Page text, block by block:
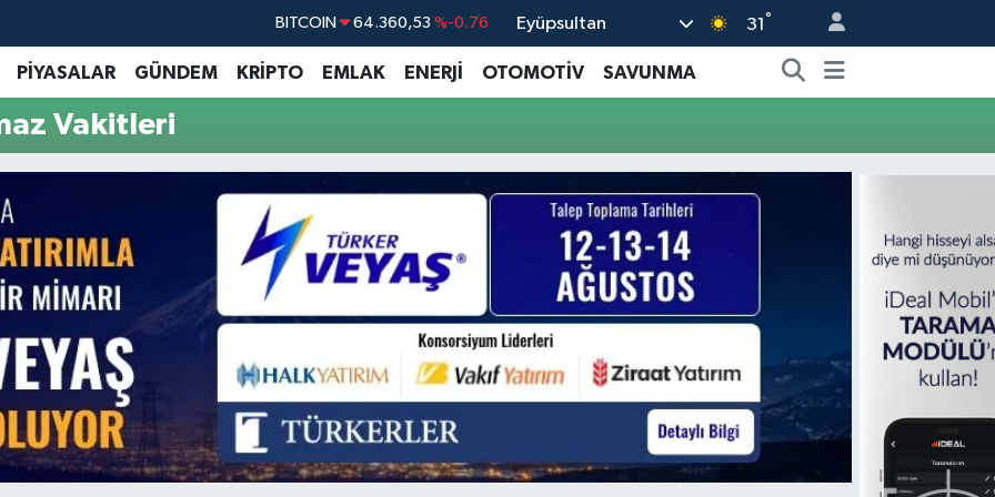
BITCOIN 64.360,53 %-0.76
DOLAR 47,7069 %0.17
EURO 55,0265 %0.01
Eyüpsultan 31 °
PİYASALAR GÜNDEM KRİPTO EMLAK ENERJİ OTOMOTİV SAVUNMA
Vakitleri